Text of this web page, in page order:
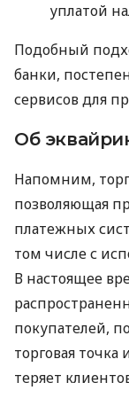
уплатой
Подобный
банки,
сервисов для
Об
Напомним,
позволяющая
платежных
том числе с
В настоящее
покупателей,
торговая
теряет